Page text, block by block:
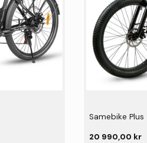
Samebike Plus
20 990,00 kr